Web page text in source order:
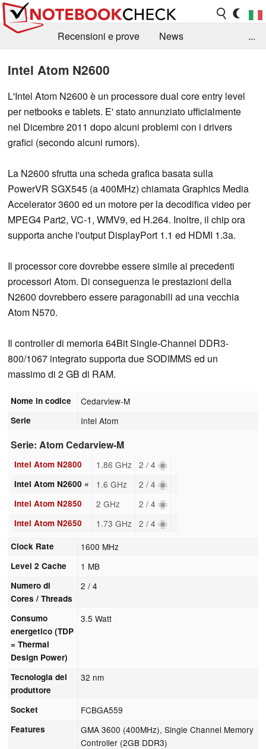
Recensioni e prove
News
...
Intel Atom N2600
L'Intel Atom N2600 è un processore dual core entry level
per netbooks e tablets. E' stato annunziato ufficialmente
nel Dicembre 2011 dopo alcuni problemi con i drivers
grafici (secondo alcuni rumors).
La N2600 sfrutta una scheda grafica basata sulla
PowerVR SGX545 (a 400MHz) chiamata Graphics Media
Accelerator 3600 ed un motore per la decodifica video per
MPEG4 Part2, VC-1, WMV9, ed H.264. Inoltre, il chip ora
supporta anche l'output DisplayPort 1.1 ed HDMI 1.3a.
Il processor core dovrebbe essere simile ai precedenti
processori Atom. Di conseguenza le prestazioni della
N2600 dovrebbero essere paragonabili ad una vecchia
Atom N570.
Il controller di memoria 64Bit Single-Channel DDR3-
800/1067 integrato supporta due SODIMMS ed un
massimo di 2 GB di RAM.
Nome in codice Cedarview-M
Serie Intel Atom
Serie: Atom Cedarview-M
Intel Atom N2800 1.86 GHz 2 / 4
Intel Atom N2600 « 1.6 GHz 2 / 4
Intel Atom N2850 2 GHz 2 / 4
Intel Atom N2650 1.73 GHz 2 / 4
Clock Rate 1600 MHz
Level 2 Cache 1 MB
Numero di
Cores / Threads
2 / 4
Consumo
energetico (TDP
= Thermal
Design Power)
3.5 Watt
Tecnologia del
produttore
32 nm
Socket FCBGA559
Features
GMA 3600 (400MHz), Single Channel Memory
Controller (2GB DDR3)